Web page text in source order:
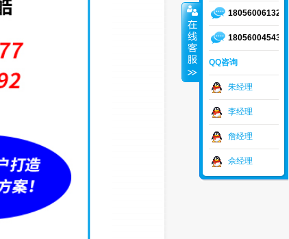
18056006132
18056004543
QQ咨询
朱经理
李经理
詹经理
佘经理